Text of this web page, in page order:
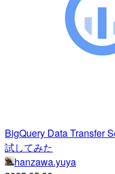
BigQuery Data Transfer
試してみた
hanzawa.yuya